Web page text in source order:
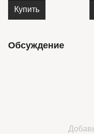
Купить
Обсуждение